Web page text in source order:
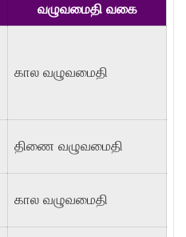
வழுவமைதி வகை
கால வழுவமைதி
திணை வழுவமைதி
கால வழுவமைதி